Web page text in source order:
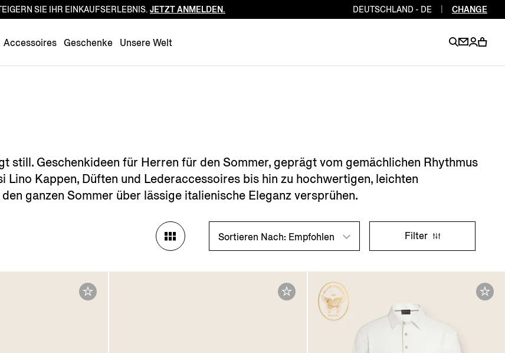
Luxembourg EN
Netherlands EN
Spain
Sweden
Turkey
United Kingdom
SIE IHR EINKAUFSERLEBNIS. JETZT ANMELDEN. DEUTSCHLAND - DE CHANGE
Accessoires Geschenke Unsere Welt
still. Geschenkideen für Herren für den Sommer, geprägt vom gemächlichen Rhythmus
Lino Kappen, Düften und Lederaccessoires bis hin zu hochwertigen, leichten
ganzen Sommer über lässige italienische Eleganz versprühen.
Filter
Sortieren Nach: Empfohlen